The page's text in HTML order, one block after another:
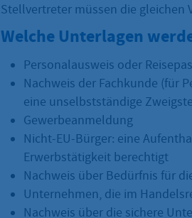
Stellvertreter müssen die gleichen
Welche Unterlagen
Personalausweis oder
Nachweis der Fachkunde (für
eine unselbstständige
Gewerbeanmeldung
Nicht-EU-Bürger: eine
Erwerbstätigkeit berechtigt
Nachweis über Bedürfnis für
Unternehmen, die im
Nachweis über die sichere